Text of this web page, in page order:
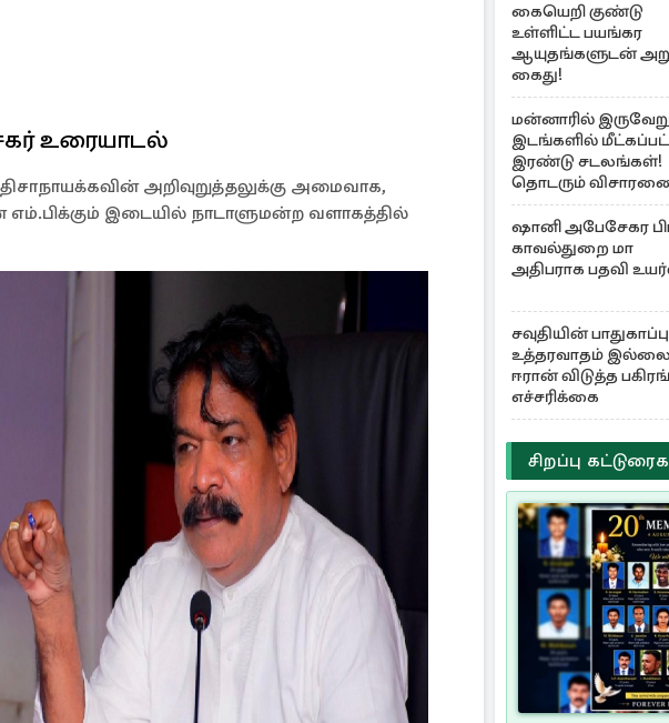
உரையாடல்
அறிவுறுத்தலுக்கு அமைவாக,
எம்.பிக்கும் இடையில் நாடாளுமன்ற வளாகத்தில்
கையெறி குண்டு
உள்ளிட்ட பயங்கர
ஆயுதங்களுடன்
கைது!
மன்னாரில்
இடங்களில்
இரண்டு சடலங்கள்!
தொடரும்
ஷானி அபேசேகர
காவல்துறை மா
அதிபராக பதவி
சவுதியின்
உத்தரவாதம்
ஈரான் விடுத்த
எச்சரிக்கை
சிறப்பு